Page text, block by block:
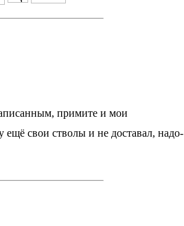
примите и мои
ещё свои стволы и не доставал, надо-